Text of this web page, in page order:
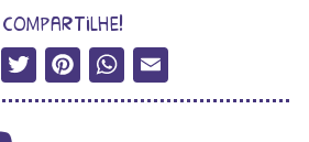
compartilhe!
Facebook
Twitter
Pinterest
WhatsApp